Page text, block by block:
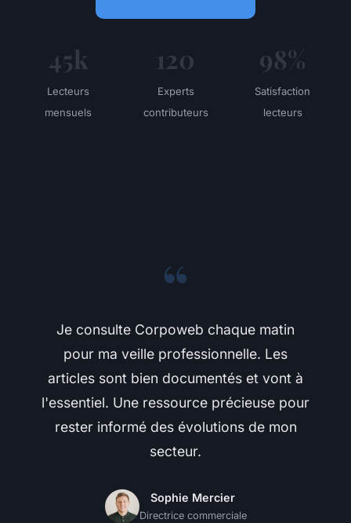
45k
Lecteurs
mensuels
120
Experts
contributeurs
98%
Satisfaction
lecteurs
“
Je consulte Corpoweb chaque matin
pour ma veille professionnelle. Les
articles sont bien documentés et vont à
l'essentiel. Une ressource précieuse pour
rester informé des évolutions de mon
secteur.
Sophie Mercier
Directrice commerciale